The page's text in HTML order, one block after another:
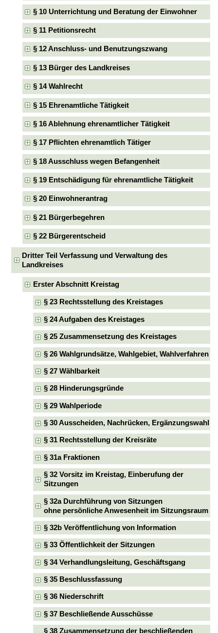
§ 10 Unterrichtung und Beratung der Einwohner
§ 11 Petitionsrecht
§ 12 Anschluss- und Benutzungszwang
§ 13 Bürger des Landkreises
§ 14 Wahlrecht
§ 15 Ehrenamtliche Tätigkeit
§ 16 Ablehnung ehrenamtlicher Tätigkeit
§ 17 Pflichten ehrenamtlich Tätiger
§ 18 Ausschluss wegen Befangenheit
§ 19 Entschädigung für ehrenamtliche Tätigkeit
§ 20 Einwohnerantrag
§ 21 Bürgerbegehren
§ 22 Bürgerentscheid
Dritter Teil Verfassung und Verwaltung des
Landkreises
Erster Abschnitt Kreistag
§ 23 Rechtsstellung des Kreistages
§ 24 Aufgaben des Kreistages
§ 25 Zusammensetzung des Kreistages
§ 26 Wahlgrundsätze, Wahlgebiet, Wahlverfahren
§ 27 Wählbarkeit
§ 28 Hinderungsgründe
§ 29 Wahlperiode
§ 30 Ausscheiden, Nachrücken, Ergänzungswahl
§ 31 Rechtsstellung der Kreisräte
§ 31a Fraktionen
§ 32 Vorsitz im Kreistag, Einberufung der
Sitzungen
§ 32a Durchführung von Sitzungen
ohne persönliche Anwesenheit im Sitzungsraum
§ 32b Veröffentlichung von Information
§ 33 Öffentlichkeit der Sitzungen
§ 34 Verhandlungsleitung, Geschäftsgang
§ 35 Beschlussfassung
§ 36 Niederschrift
§ 37 Beschließende Ausschüsse
§ 38 Zusammensetzung der beschließenden